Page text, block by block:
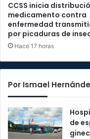
CCSS inicia
medicamento contra
enfermedad
por picaduras de
Hace 17 horas
Por Ismael
de